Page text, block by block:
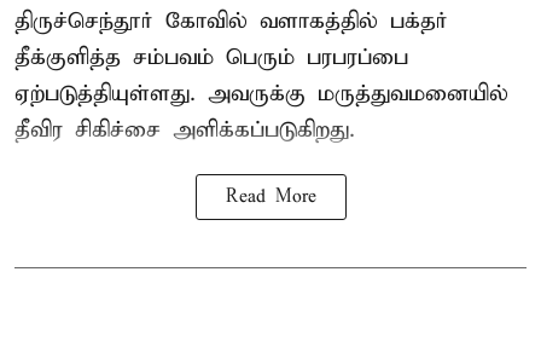
திருச்செந்தூர் கோவில் வளாகத்தில் பக்தர்
தீக்குளித்த சம்பவம் பெரும் பரபரப்பை
ஏற்படுத்தியுள்ளது. அவருக்கு மருத்துவமனையில்
தீவிர சிகிச்சை அளிக்கப்படுகிறது.
Read More